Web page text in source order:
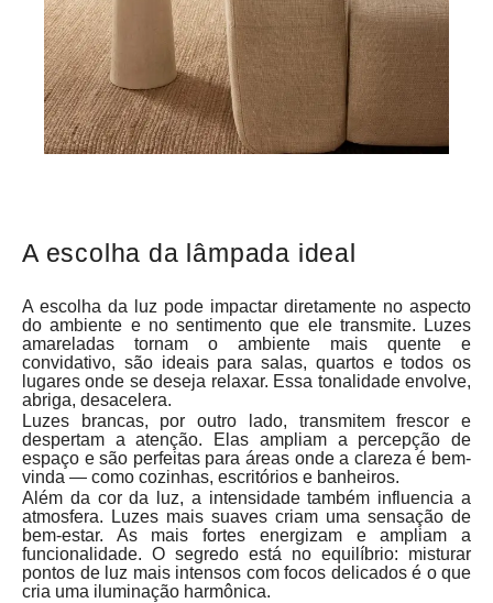
A escolha da lâmpada ideal
A escolha da luz pode impactar diretamente no aspecto
do ambiente e no sentimento que ele transmite. Luzes
amareladas tornam o ambiente mais quente e
convidativo, são ideais para salas, quartos e todos os
lugares onde se deseja relaxar. Essa tonalidade envolve,
abriga, desacelera.
Luzes brancas, por outro lado, transmitem frescor e
despertam a atenção. Elas ampliam a percepção de
espaço e são perfeitas para áreas onde a clareza é bem-
vinda — como cozinhas, escritórios e banheiros.
Além da cor da luz, a intensidade também influencia a
atmosfera. Luzes mais suaves criam uma sensação de
bem-estar. As mais fortes energizam e ampliam a
funcionalidade. O segredo está no equilíbrio: misturar
pontos de luz mais intensos com focos delicados é o que
cria uma iluminação harmônica.